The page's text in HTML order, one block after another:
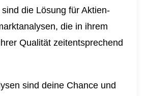
die Lösung für Aktien-
die in ihrem
Qualität zeitentsprechend
sind deine Chance und